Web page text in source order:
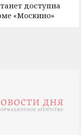
доступна
«Москино»